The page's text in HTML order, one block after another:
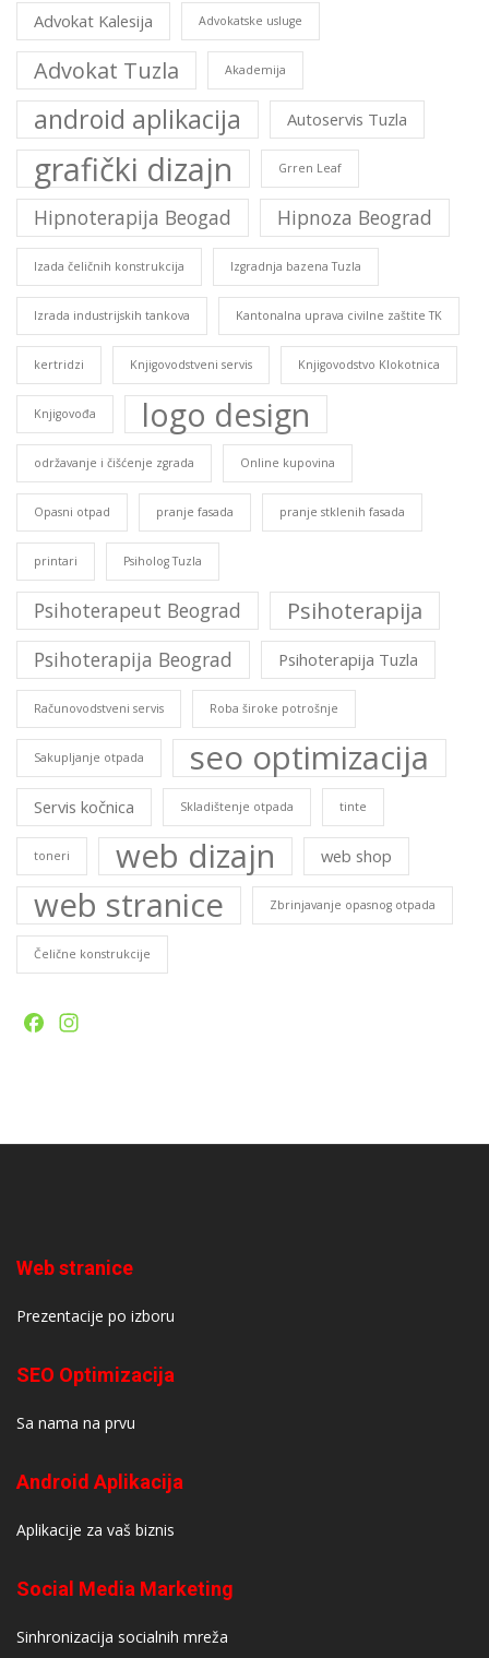
Advokat Kalesija Advokatske usluge
Advokat Tuzla Akademija
android aplikacija Autoservis Tuzla
grafički dizajn Grren Leaf
Hipnoterapija Beogad Hipnoza Beograd
Izada čeličnih konstrukcija Izgradnja bazena Tuzla
Izrada industrijskih tankova Kantonalna uprava civilne zaštite TK
kertridzi Knjigovodstveni servis Knjigovodstvo Klokotnica
Knjigovođa logo design
održavanje i čišćenje zgrada Online kupovina
Opasni otpad pranje fasada pranje stklenih fasada
printari Psiholog Tuzla
Psihoterapeut Beograd Psihoterapija
Psihoterapija Beograd Psihoterapija Tuzla
Računovodstveni servis Roba široke potrošnje
Sakupljanje otpada seo optimizacija
Servis kočnica Skladištenje otpada tinte
toneri web dizajn web shop
web stranice Zbrinjavanje opasnog otpada
Čelične konstrukcije
Facebook
Web stranice
Prezentacije po izboru
SEO Optimizacija
Sa nama na prvu
Android Aplikacija
Aplikacije za vaš biznis
Social Media Marketing
Sinhronizacija socialnih mreža